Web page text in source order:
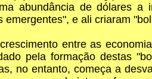
abundância de dólares
emergentes", e ali criaram
entre as
pela formação destas
no entanto, começa a